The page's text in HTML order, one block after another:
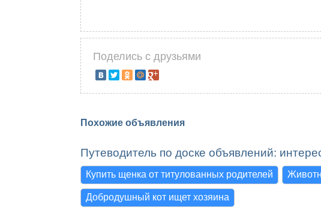
Поделись с друзьями
Похожие объявления
Путеводитель по доске объявлений:
Купить щенка от титулованных родителей
Добродушный кот ищет хозяина